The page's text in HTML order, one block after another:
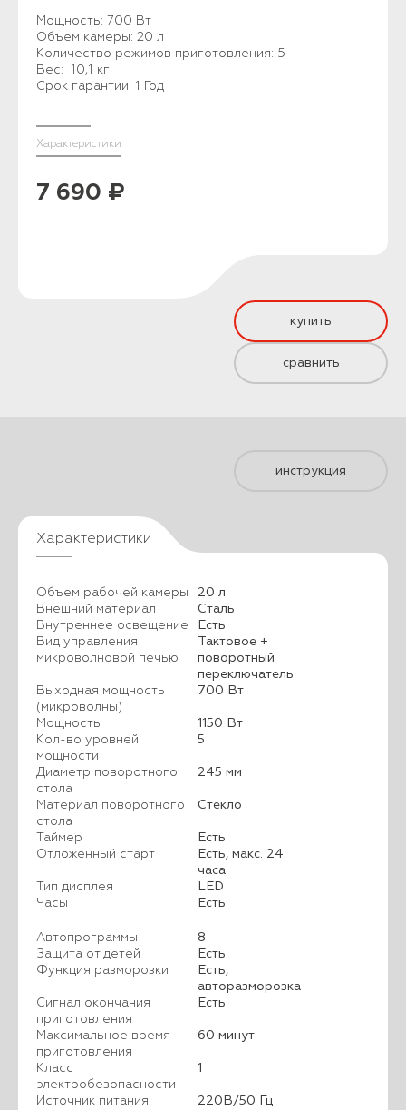
Мощность: 700 Вт
Объем камеры: 20 л
Количество режимов приготовления: 5
Вес: 10,1 кг
Срок гарантии: 1 Год
Характеристики
7 690 ₽
купить
сравнить
инструкция
Характеристики
Объем рабочей камеры
20 л
Внешний материал
Сталь
Внутреннее освещение
Есть
Вид управления
микроволновой печью
Тактовое +
поворотный
переключатель
Выходная мощность
(микроволны)
700 Вт
Мощность
1150 Вт
Кол-во уровней
мощности
5
Диаметр поворотного
стола
245 мм
Материал поворотного
стола
Стекло
Таймер
Есть
Отложенный старт
Есть, макс. 24
часа
Тип дисплея
LED
Часы
Есть
Автопрограммы
8
Защита от детей
Есть
Функция разморозки
Есть,
авторазморозка
Сигнал окончания
приготовления
Есть
Максимальное время
приготовления
60 минут
Класс
электробезопасности
1
Источник питания
220В/50 Гц